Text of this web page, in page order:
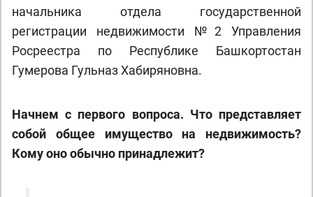
начальника отдела государственной
регистрации недвижимости №2 Управления
Росреестра по Республике Башкортостан
Гумерова Гульназ Хабиряновна.
Начнем с первого вопроса. Что представляет
собой общее имущество на недвижимость?
Кому оно обычно принадлежит?